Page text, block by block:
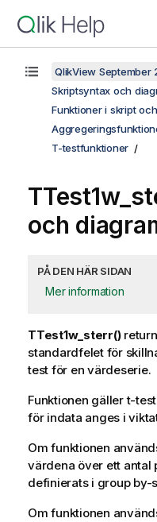
QlikView September
Skriptsyntax och
Funktioner i skript
T-testfunktioner
och
PÅ DEN HÄR SIDAN
Mer information
TTest1w_sterr()
standardfelet för
test för en värdeserie.
Funktionen gäller t-
för indata anges i
Om funktionen
värdena över ett antal
definierats i group by-
Om funktionen